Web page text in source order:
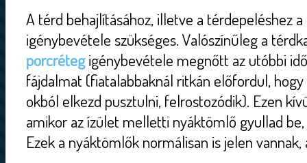
A térd behajlításához, illetve a térdepeléshez
igénybevétele szükséges. Valószínűleg a
porcrétegigénybevétele megnőtt az utóbbi
fájdalmat (fiatalabbaknál ritkán előfordul,
okból elkezd pusztulni, felrostozódik). Ezen
amikor az ízület melletti nyáktömlő gyullad
Ezek a nyáktömlők normálisan is jelen